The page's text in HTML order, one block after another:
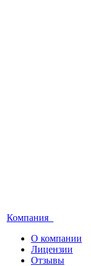
Компания
О компании
Лицензии
Отзывы